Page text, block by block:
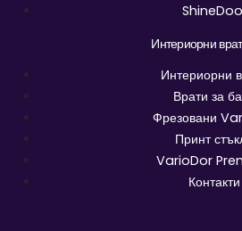
Интериорни
Интериорни
Врати за
Фрезовани
Принт
VarioDor
Контакти